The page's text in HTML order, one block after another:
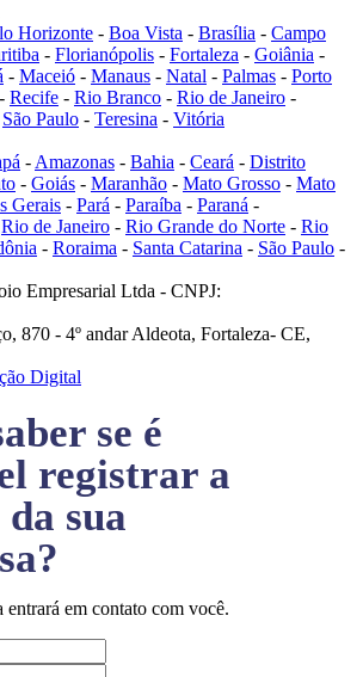
Horizonte - Boa Vista - Brasília - Campo
- Florianópolis - Fortaleza - Goiânia -
- Maceió - Manaus - Natal - Palmas - Porto
- Recife - Rio Branco - Rio de Janeiro -
São Paulo - Teresina - Vitória
- Amazonas - Bahia - Ceará - Distrito
- Goiás - Maranhão - Mato Grosso - Mato
Gerais - Pará - Paraíba - Paraná -
Rio de Janeiro - Rio Grande do Norte - Rio
- Roraima - Santa Catarina - São Paulo -
Empresarial Ltda - CNPJ:
870 - 4º andar Aldeota, Fortaleza- CE,
Digital
se é
registrar a
sua
entrará em contato com você.